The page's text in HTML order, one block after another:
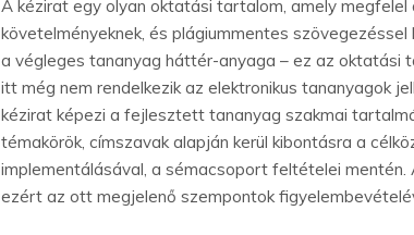
A kézirat egy olyan oktatási tartalom, amely
követelményeknek, és plágiummentes
a végleges tananyag háttér-anyaga – ez az oktatási
itt még nem rendelkezik az elektronikus tananyagok
kézirat képezi a fejlesztett tananyag szakmai
témakörök, címszavak alapján kerül kibontásra a
implementálásával, a sémacsoport feltételei
ezért az ott megjelenő szempontok